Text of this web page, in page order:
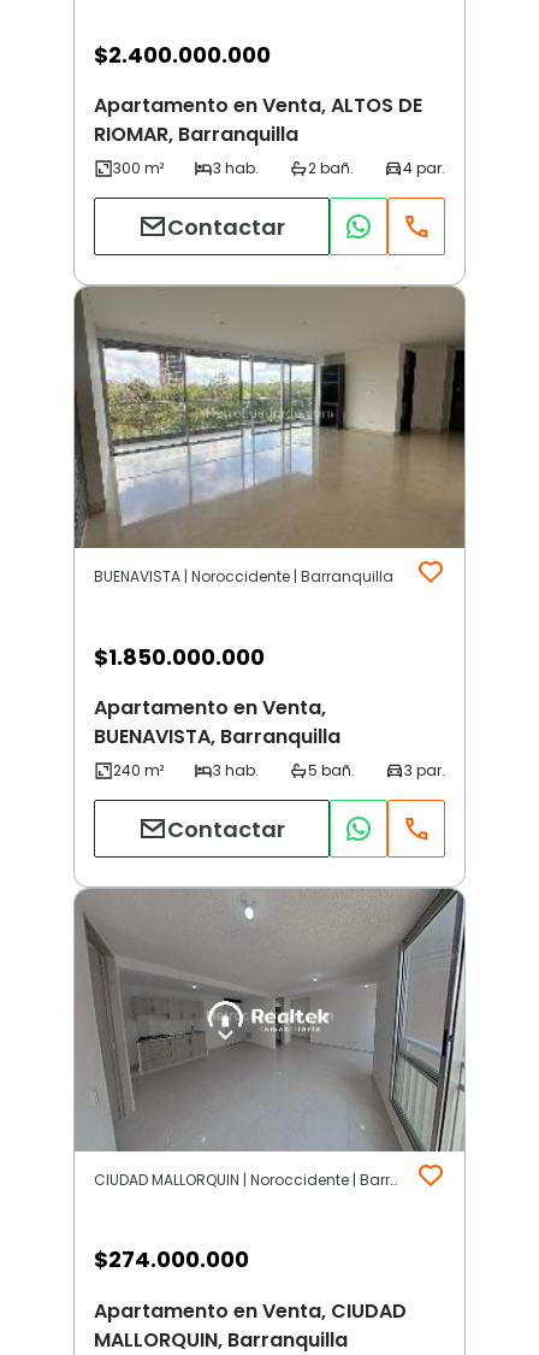
$2.400.000.000
Apartamento en Venta, ALTOS DE
RIOMAR, Barranquilla
Contactar
BUENAVISTA | Noroccidente | Barranquilla
$1.850.000.000
Apartamento en Venta,
BUENAVISTA, Barranquilla
Contactar
CIUDAD MALLORQUIN | Noroccidente | Barranquilla
$274.000.000
Apartamento en Venta, CIUDAD
MALLORQUIN, Barranquilla